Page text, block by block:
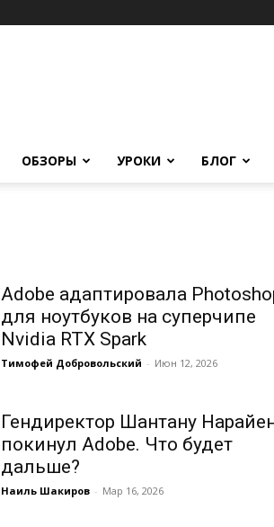
ОБЗОРЫ УРОКИ БЛОГ
Adobe адаптировала
для ноутбуков на суперчипе
Nvidia RTX Spark
Тимофей Добровольский - Июн 12, 2026
Гендиректор Шантану
покинул Adobe. Что будет
дальше?
Наиль Шакиров - Мар 16, 2026